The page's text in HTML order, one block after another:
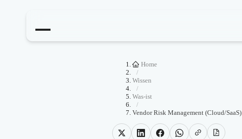
Home
/
Wissen
/
Was-ist
/
Vendor Risk Management (Cloud/SaaS)